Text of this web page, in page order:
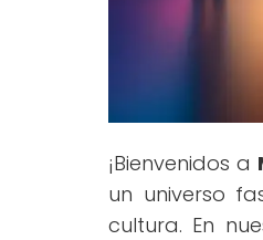
¡Bienvenidos a
un universo
cultura. En